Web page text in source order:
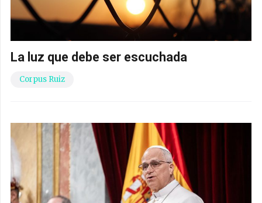
La luz que debe ser escuchada
Corpus Ruiz